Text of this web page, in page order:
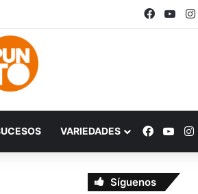
Facebook
VARIEDADES Facebook
Síguenos